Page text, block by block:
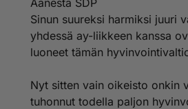
Äänestä SDP
Sinun suureksi harmiksi juuri
yhdessä ay-liikkeen kanssa
luoneet tämän
Nyt sitten vain oikeisto onkin
tuhonnut todella paljon